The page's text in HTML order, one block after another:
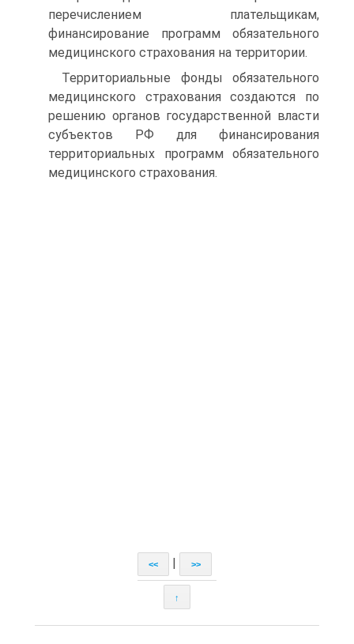
перечислением плательщикам,
финансирование программ обязательного
медицинского страхования на территории.
Территориальные фонды обязательного
медицинского страхования создаются по
решению органов государствен­ной власти
субъектов РФ для финансирования
территори­альных программ обязательного
медицинского страхования.
<< >>
↑